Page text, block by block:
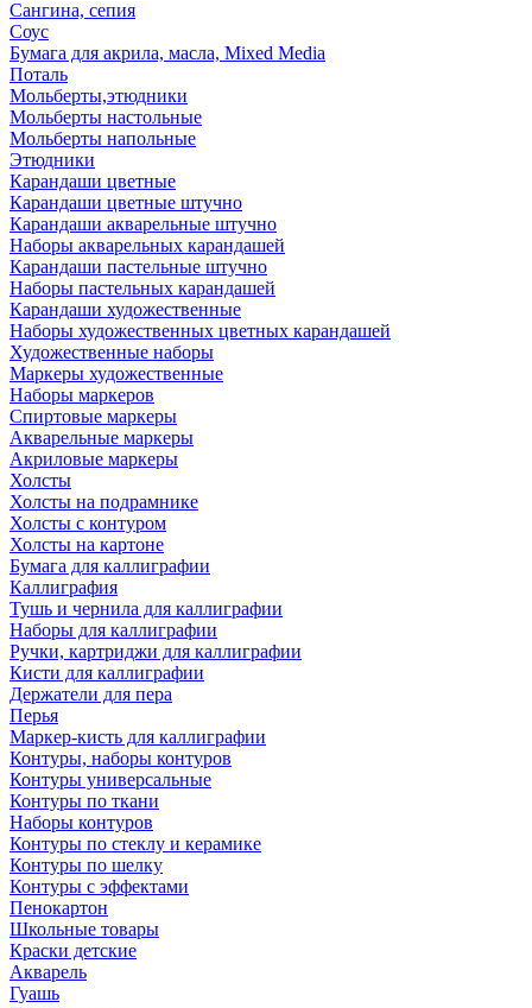
Сангина, сепия
Соус
Бумага для акрила, масла, Mixed Media
Поталь
Мольберты,этюдники
Мольберты настольные
Мольберты напольные
Этюдники
Карандаши цветные
Карандаши цветные штучно
Карандаши акварельные штучно
Наборы акварельных карандашей
Карандаши пастельные штучно
Наборы пастельных карандашей
Карандаши художественные
Наборы художественных цветных карандашей
Художественные наборы
Маркеры художественные
Наборы маркеров
Спиртовые маркеры
Акварельные маркеры
Акриловые маркеры
Холсты
Холсты на подрамнике
Холсты с контуром
Холсты на картоне
Бумага для каллиграфии
Каллиграфия
Тушь и чернила для каллиграфии
Наборы для каллиграфии
Ручки, картриджи для каллиграфии
Кисти для каллиграфии
Держатели для пера
Перья
Маркер-кисть для каллиграфии
Контуры, наборы контуров
Контуры универсальные
Контуры по ткани
Наборы контуров
Контуры по стеклу и керамике
Контуры по шелку
Контуры с эффектами
Пенокартон
Школьные товары
Краски детские
Акварель
Гуашь